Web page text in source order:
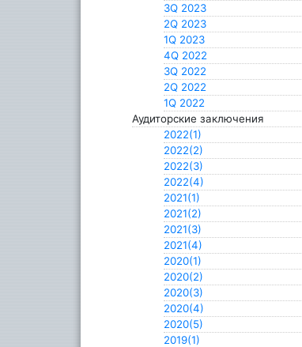
3Q 2023
2Q 2023
1Q 2023
4Q 2022
3Q 2022
2Q 2022
1Q 2022
Аудиторские заключения
2022(1)
2022(2)
2022(3)
2022(4)
2021(1)
2021(2)
2021(3)
2021(4)
2020(1)
2020(2)
2020(3)
2020(4)
2020(5)
2019(1)